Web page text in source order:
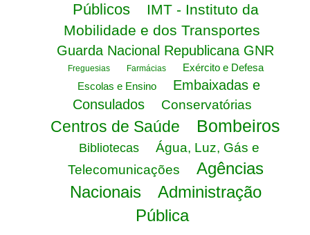
Públicos
IMT - Instituto da
Mobilidade e dos Transportes
Guarda Nacional Republicana GNR
Freguesias Farmácias
Exército e Defesa
Escolas e Ensino
Embaixadas e
Consulados
Conservatórias
Centros de Saúde Bombeiros
Bibliotecas
Água, Luz, Gás e
Telecomunicações
Agências
Nacionais
Administração
Pública